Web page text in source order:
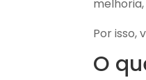
Por isso,
O